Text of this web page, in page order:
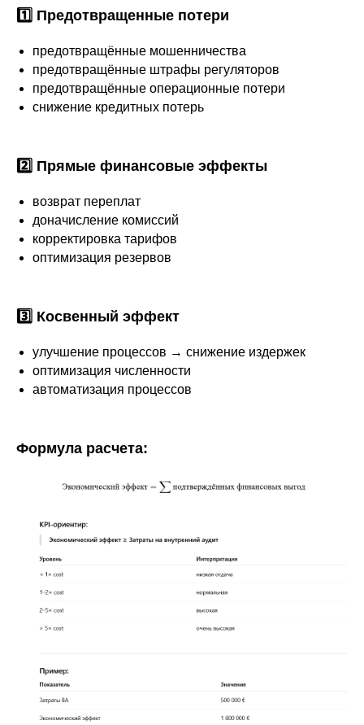
1️⃣ Предотвращенные потери
предотвращённые мошенничества
предотвращённые штрафы регуляторов
предотвращённые операционные потери
снижение кредитных потерь
2️⃣ Прямые финансовые эффекты
возврат переплат
доначисление комиссий
корректировка тарифов
оптимизация резервов
3️⃣ Косвенный эффект
улучшение процессов → снижение издержек
оптимизация численности
автоматизация процессов
Формула расчета: